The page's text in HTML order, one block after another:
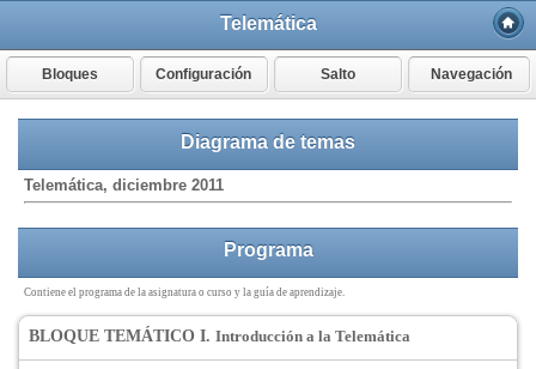
Telemática
Bloques Configuración Salto Navegación
Diagrama de temas
Telemática, diciembre 2011
Programa
Contiene el programa de la asignatura o curso y la guía de aprendizaje.
BLOQUE TEMÁTICO I.Introducción a la Telemática